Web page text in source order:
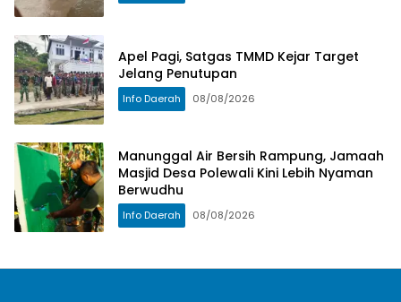
Apel Pagi, Satgas TMMD Kejar Target
Jelang Penutupan
Info Daerah 08/08/2026
Manunggal Air Bersih Rampung, Jamaah
Masjid Desa Polewali Kini Lebih Nyaman
Berwudhu
Info Daerah 08/08/2026